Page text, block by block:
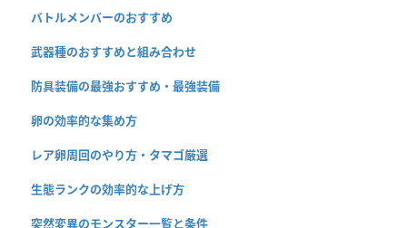
バトルメンバーのおすすめ
武器種のおすすめと組み合わせ
防具装備の最強おすすめ・最強装備
卵の効率的な集め方
レア卵周回のやり方・タマゴ厳選
生態ランクの効率的な上げ方
突然変異のモンスター一覧と条件